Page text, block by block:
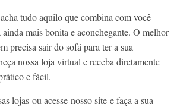
tudo aquilo que combina com você
ainda mais bonita e aconchegante. O melhor
precisa sair do sofá para ter a sua
nossa loja virtual e receba diretamente
e fácil.
lojas ou acesse nosso site e faça a sua